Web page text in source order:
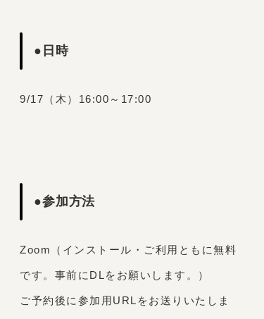
●日時
9/17（木）16:00～17:00
●参加方法
Zoom（インストール・ご利用ともに無料
です。事前にDLをお願いします。）
ご予約後に参加用URLをお送りいたしま